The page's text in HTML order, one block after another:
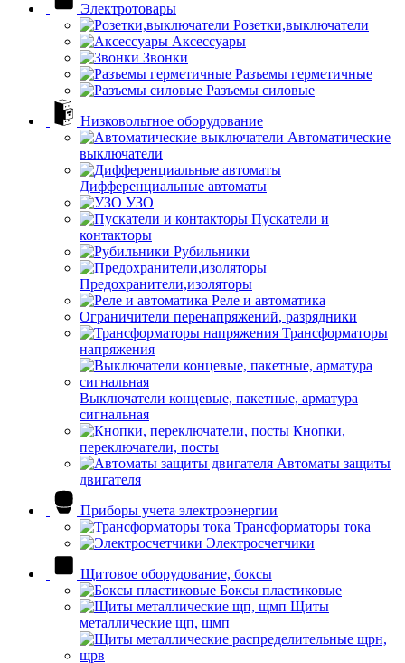
Электротовары
Розетки,выключатели
Аксессуары
Звонки
Разъемы герметичные
Разъемы силовые
Низковольтное оборудование
Автоматические
выключатели
Дифференциальные автоматы
УЗО
Пускатели и
контакторы
Рубильники
Предохранители,изоляторы
Реле и автоматика
Ограничители перенапряжений, разрядники
Трансформаторы
напряжения
Выключатели концевые, пакетные, арматура
сигнальная
Кнопки,
переключатели, посты
Автоматы защиты
двигателя
Приборы учета электроэнергии
Трансформаторы тока
Электросчетчики
Щитовое оборудование, боксы
Боксы пластиковые
Щиты
металлические щп, щмп